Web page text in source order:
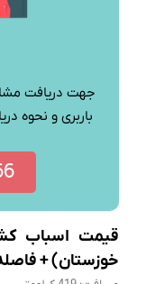
جهت دریافت
باربری و نحوه
قیمت اسباب
خوزستان) +